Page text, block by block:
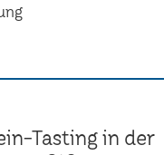
Tasting in der